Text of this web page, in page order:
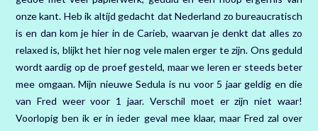
onze kant. Heb ik altijd gedacht dat Nederland zo bureaucratisch
is en dan kom je hier in de Carieb, waarvan je denkt dat alles zo
relaxed is, blijkt het hier nog vele malen erger te zijn. Ons geduld
wordt aardig op de proef gesteld, maar we leren er steeds beter
mee omgaan. Mijn nieuwe Sedula is nu voor 5 jaar geldig en die
van Fred weer voor 1 jaar. Verschil moet er zijn niet waar!
Voorlopig ben ik er in ieder geval mee klaar, maar Fred zal over